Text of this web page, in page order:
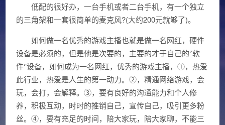
低配的很好办，一台手机或者二台手机，有一个独立
的三角架和一套很简单的麦克风?(大约200元就够了)。
如何做一名优秀的游戏主播也就是做一名网红，硬件
设备是必须的，但是他是次要的，主要的才于自己的‘’软
件‘’设备，如何成为一名网红，优秀的游戏主播，①，热爱
此行业，热爱是人生的第一动力。②，精通网络游戏，会
玩，会打，会解释。③，要有良好的沟通能力和个人修
养，积极互动，时时的推销自己，宣传自己，吸引更多粉
丝。④，要有充足的时间，陪大家玩，陪大家聊，不能三